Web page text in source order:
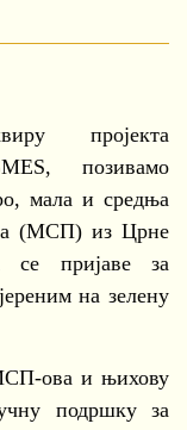
пројекта
позивамо
мала и средња
(МСП) из Црне
се пријаве за
на зелену
ова и њихову
подршку за